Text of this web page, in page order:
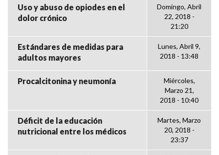
Uso y abuso de opiodes en el
dolor crónico
Domingo, Abril
22, 2018 -
21:20
Estándares de medidas para
adultos mayores
Lunes, Abril 9,
2018 - 13:48
Procalcitonina y neumonía
Miércoles,
Marzo 21,
2018 - 10:40
Déficit de la educación
nutricional entre los médicos
Martes, Marzo
20, 2018 -
23:37